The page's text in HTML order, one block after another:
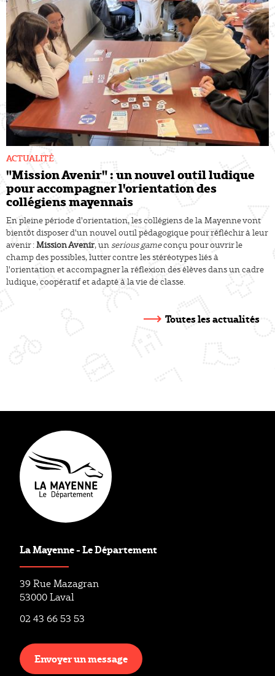
"Mission Avenir" : un nouvel outil ludique
pour accompagner l'orientation des
collégiens mayennais
ACTUALITÉ
En pleine période d'orientation, les collégiens de la Mayenne vont
bientôt disposer d'un nouvel outil pédagogique pour réfléchir à leur
avenir :Mission Avenir, un serious gameconçu pour ouvrir le
champ des possibles, lutter contre les stéréotypes liés à
l'orientation et accompagner la réflexion des élèves dans un cadre
ludique, coopératif et adapté à la vie de classe.
Toutes les actualités
La Mayenne - Le Département
39 Rue Mazagran
53000 Laval
02 43 66 53 53
Envoyer un message